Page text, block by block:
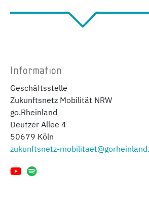
Information
Geschäftsstelle
Zukunftsnetz Mobilität NRW
go.Rheinland
Deutzer Allee 4
50679 Köln
zukunftsnetz-